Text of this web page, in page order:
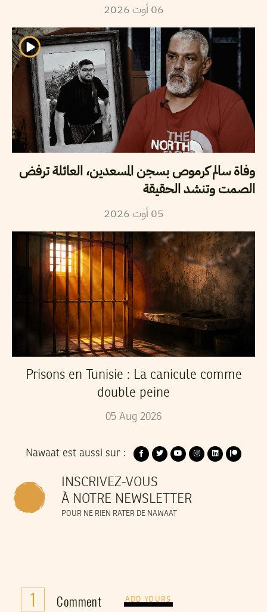
06 أوت2026
وفاة سالم كرموص بسجن المسعدين، العائلة ترفض
الصمت وتنشد الحقيقة
05 أوت2026
Prisons en Tunisie : La canicule comme
double peine
05 Aug 2026
Nawaat est aussi sur :
INSCRIVEZ-VOUS
À NOTRE NEWSLETTER
POUR NE RIEN RATER DE NAWAAT
1 Comment ADD YOURS